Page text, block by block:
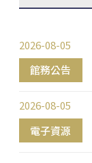
館務公告
2026-08-05
電子資源
2026-08-05